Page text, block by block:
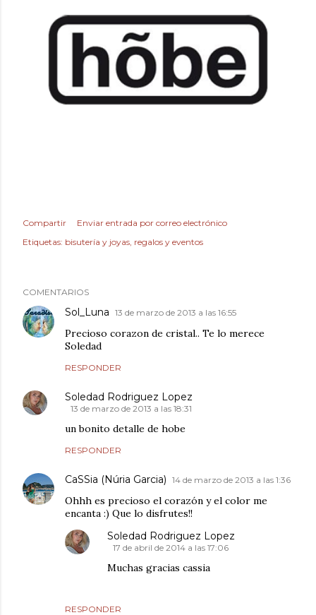
Compartir
Enviar entrada por correo electrónico
Etiquetas: bisutería y joyas regalos y eventos
COMENTARIOS
Sol_Luna 13 de marzo de 2013 a las 16:55
Precioso corazon de cristal.. Te lo merece
Soledad
RESPONDER
Soledad Rodriguez Lopez
13 de marzo de 2013 a las 18:31
un bonito detalle de hobe
RESPONDER
CaSSia (Núria Garcia) 14 de marzo de 2013 a las 1:36
Ohhh es precioso el corazón y el color me
encanta :) Que lo disfrutes!!
RESPONDER
Soledad Rodriguez Lopez
17 de abril de 2014 a las 17:06
Muchas gracias cassia